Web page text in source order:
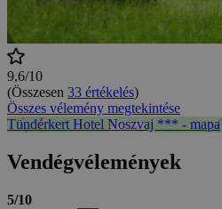
9,6/10
(Összesen 33 értékelés)
Összes vélemény megtekintése
Tündérkert Hotel Noszvaj *** - mapa
Vendégvélemények
5/10